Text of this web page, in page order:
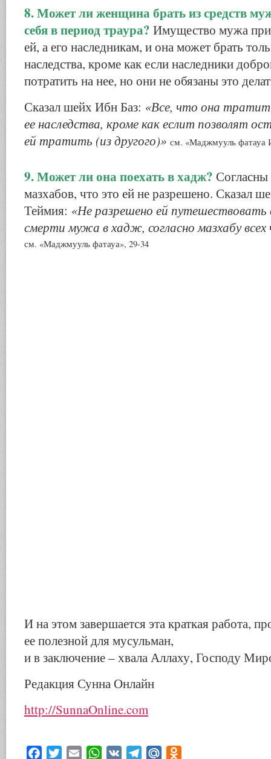
8. Может ли женщина брать из средств
себя в период траура? Имущество мужа
ей, а его наследникам, и она может брать
наследства, кроме как если наследники
потратить на нее, но они не обязаны это
Сказал шейх Ибн Баз: «Все, что она
ее наследства, кроме как еслит позволят
ей тратить (из другого)» см. «Маджмууль фатауа
9. Может ли она поехать в хадж?
мазхабов, что это ей не разрешено. Сказал
Теймия: «Не разрешено ей путешествовать
смерти мужа в хадж, согласно мазхабу
см. «Маджмууль фатауа», 29-34
И на этом завершается эта краткая работа,
ее полезной для мусульман,
и в заключение – хвала Аллаху, Господу
Редакция Сунна Онлайн
http://SunnaOnline.com
Facebook
Twitter Email WhatsApp
VK TelegramMail.Ru